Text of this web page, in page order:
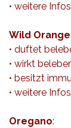
• weitere
Wild Orange:
• duftet
• wirkt
• besitzt
• weitere
Oregano: